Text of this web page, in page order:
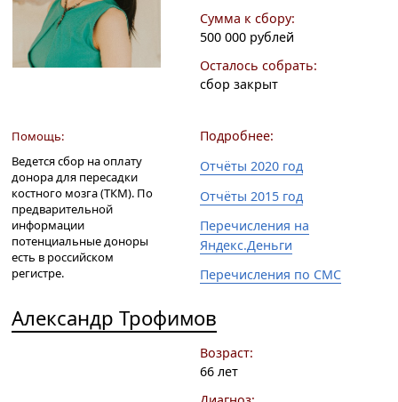
Сумма к сбору:
500 000 рублей
Осталось собрать:
сбор закрыт
Помощь:
Ведется сбор на оплату
донора для пересадки
костного мозга (ТКМ). По
предварительной
информации
потенциальные доноры
есть в российском
регистре.
Подробнее:
Отчёты 2020 год
Отчёты 2015 год
Перечисления на
Яндекс.Деньги
Перечисления по СМС
Александр Трофимов
Возраст:
66 лет